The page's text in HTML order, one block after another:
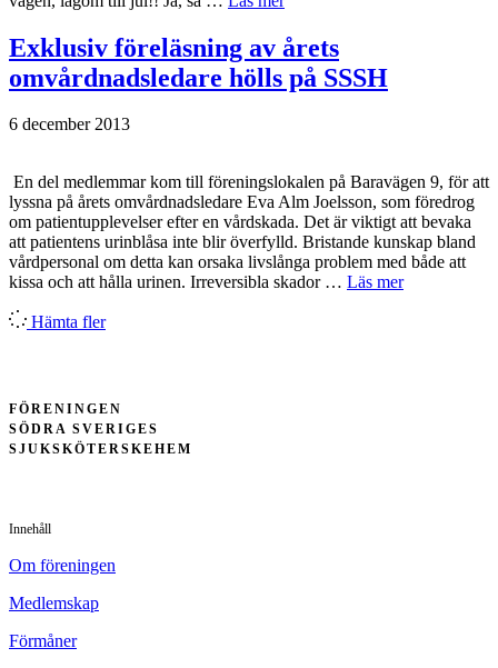
Exklusiv föreläsning av årets
omvårdnadsledare hölls på SSSH
6 december 2013
En del medlemmar kom till föreningslokalen på Baravägen 9, för att
lyssna på årets omvårdnadsledare Eva Alm Joelsson, som föredrog
om patientupplevelser efter en vårdskada. Det är viktigt att bevaka
att patientens urinblåsa inte blir överfylld. Bristande kunskap bland
vårdpersonal om detta kan orsaka livslånga problem med både att
kissa och att hålla urinen. Irreversibla skador … Läs mer
Hämta fler
FÖRENINGEN
SÖDRA SVERIGES
SJUKSKÖTERSKEHEM
Innehåll
Om föreningen
Medlemskap
Förmåner